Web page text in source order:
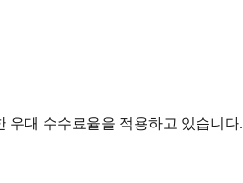
우대 수수료율을 적용하고 있습니다.